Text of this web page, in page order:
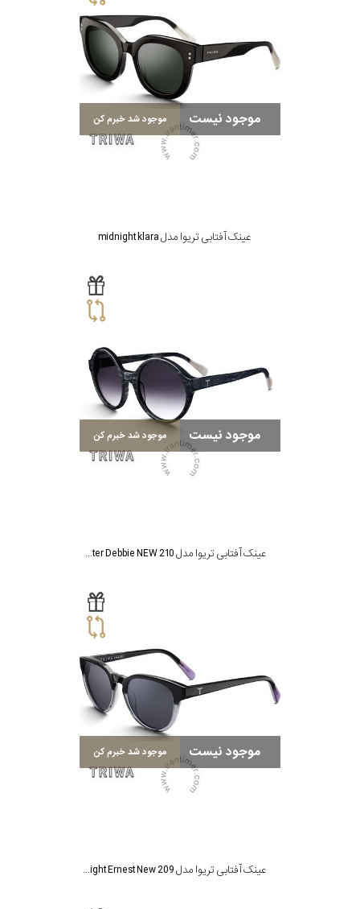
موجود نیست موجود شد خبرم کن
عینک آفتابی تریوا مدل midnight klara
موجود نیست موجود شد خبرم کن
عینک آفتابی تریوا مدل Black Oyster Debbie NEW 210
موجود نیست موجود شد خبرم کن
عینک آفتابی تریوا مدل Midnight Ernest New 209